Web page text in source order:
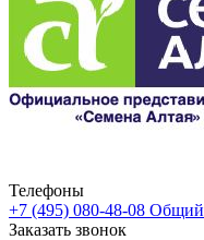
Телефоны
+7 (495) 080-48-08 Общий
Заказать звонок